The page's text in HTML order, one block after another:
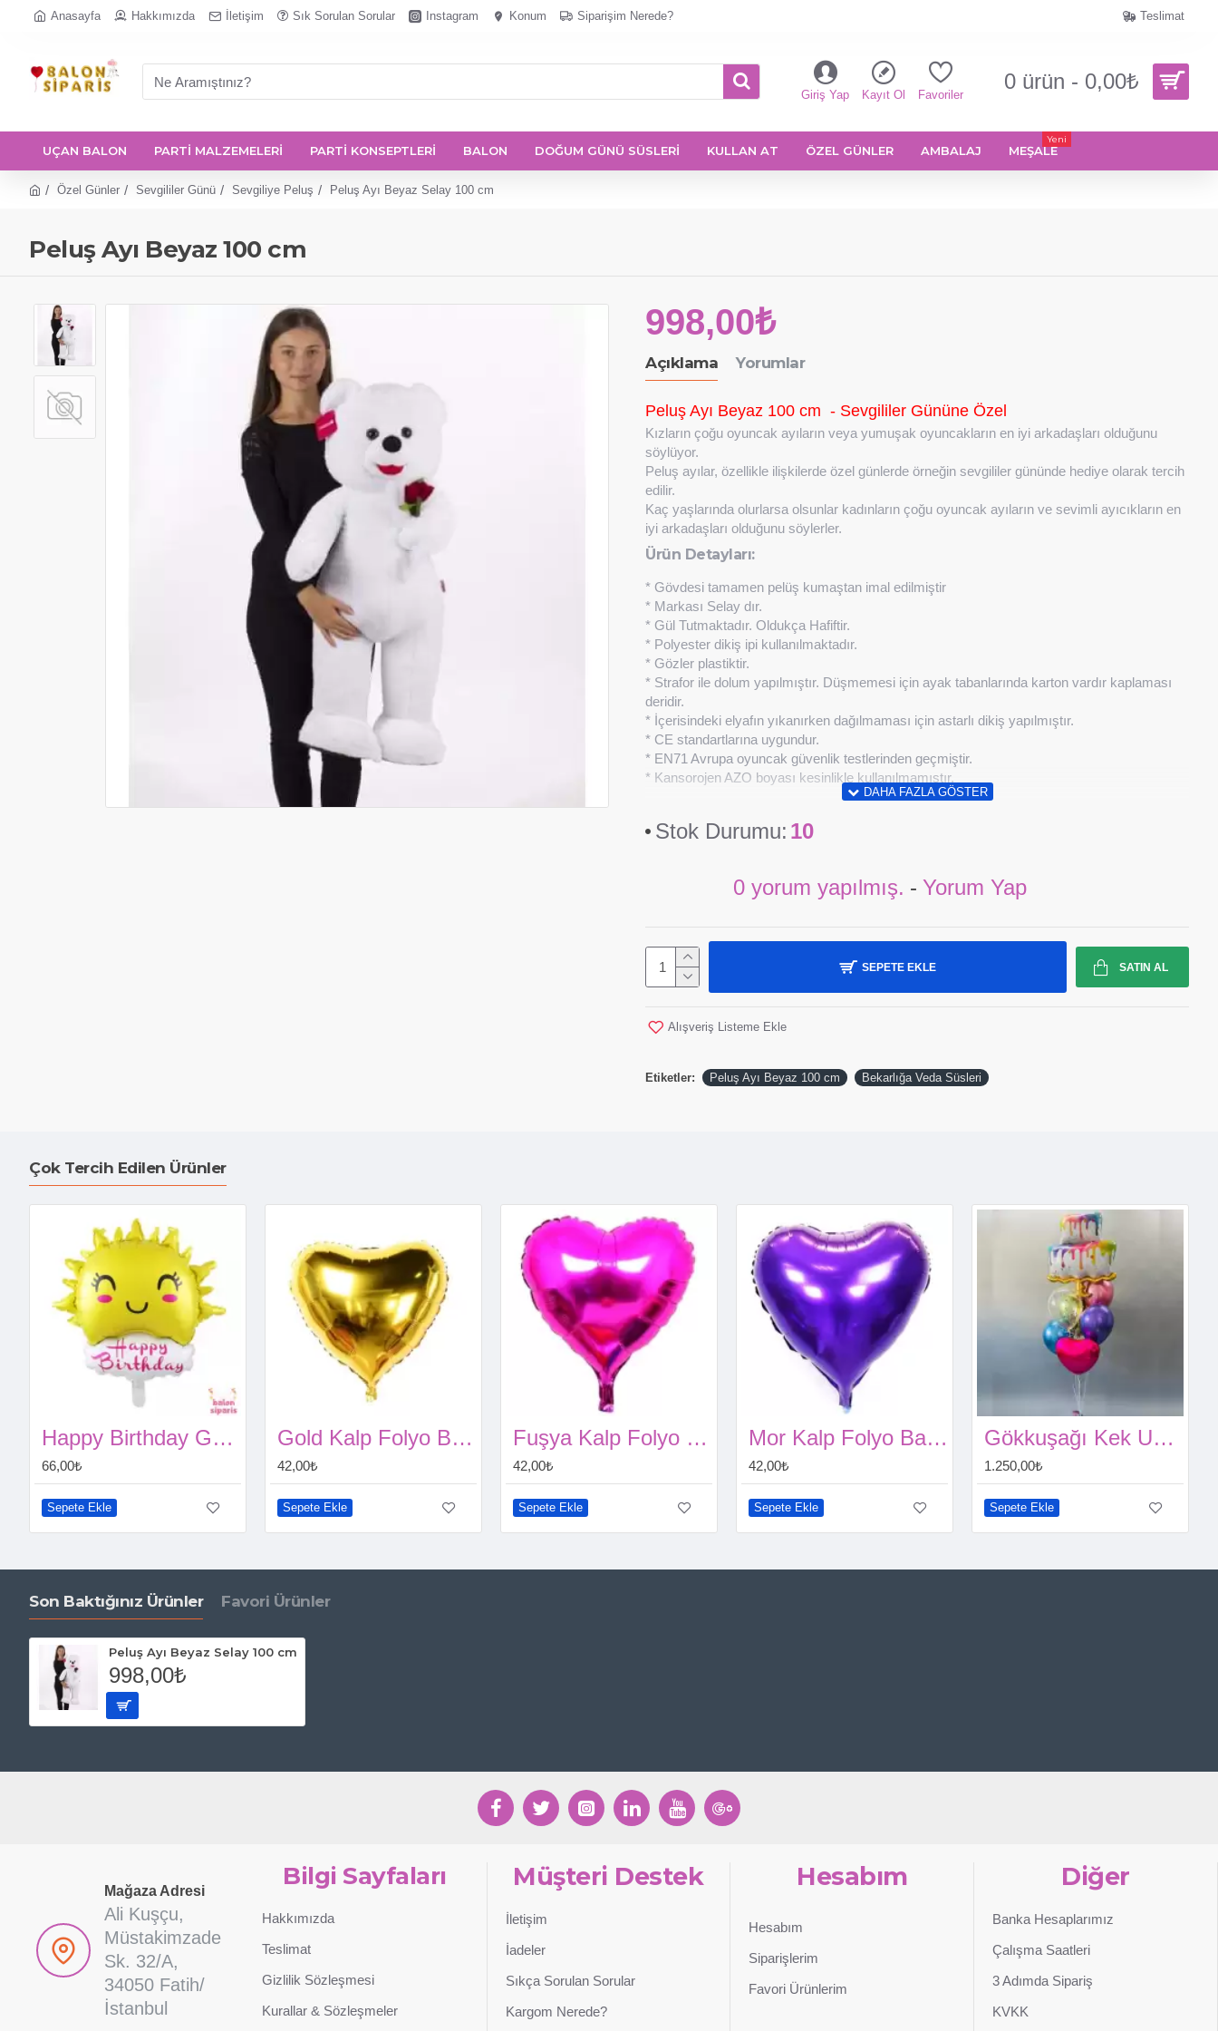
Anasayfa Hakkımızda İletişim Sık Sorulan Sorular Instagram Konum Siparişim Nerede? Teslimat
Giriş Yap Kayıt Ol Favoriler
0 ürün - 0,00₺
UÇAN BALON PARTİ MALZEMELERİ PARTİ KONSEPTLERİ BALON DOĞUM GÜNÜ SÜSLERİ KULLAN AT ÖZEL GÜNLER AMBALAJ MEŞALE
Yeni
Özel Günler Sevgililer Günü Sevgiliye Peluş Peluş Ayı Beyaz Selay 100 cm
Peluş Ayı Beyaz 100 cm
Açıklama Yorumlar
Peluş Ayı Beyaz 100 cm - Sevgililer Gününe Özel
Kızların çoğu oyuncak ayıların veya yumuşak oyuncakların en iyi arkadaşları olduğunu
söylüyor.
Peluş ayılar, özellikle ilişkilerde özel günlerde örneğin sevgililer gününde hediye olarak tercih
edilir.
Kaç yaşlarında olurlarsa olsunlar kadınların çoğu oyuncak ayıların ve sevimli ayıcıkların en
iyi arkadaşları olduğunu söylerler.
Ürün Detayları:
* Gövdesi tamamen pelüş kumaştan imal edilmiştir
* Markası Selay dır.
* Gül Tutmaktadır. Oldukça Hafiftir.
* Polyester dikiş ipi kullanılmaktadır.
* Gözler plastiktir.
* Strafor ile dolum yapılmıştır. Düşmemesi için ayak tabanlarında karton vardır kaplaması
deridir.
* İçerisindeki elyafın yıkanırken dağılmaması için astarlı dikiş yapılmıştır.
* CE standartlarına uygundur.
* EN71 Avrupa oyuncak güvenlik testlerinden geçmiştir.
* Kansorojen AZO boyası kesinlikle kullanılmamıştır.
Stok Durumu: 10
0 yorum yapılmış. - Yorum Yap
998,00₺
SEPETE EKLE SATIN AL
Alışveriş Listeme Ekle
Etiketler: Peluş Ayı Beyaz 100 cm Bekarlığa Veda Süsleri
Çok Tercih Edilen Ürünler
Happy Birthday Güneş Folyo
66,00₺
Sepete Ekle
Gold Kalp Folyo Balon (60 cm)
42,00₺
Sepete Ekle
Fuşya Kalp Folyo Balon (60 cm)
42,00₺
Sepete Ekle
Mor Kalp Folyo Balon (60 cm)
42,00₺
Sepete Ekle
Gökkuşağı Kek Uçan Balon Seti
1.250,00₺
Sepete Ekle
Son Baktığınız Ürünler Favori Ürünler
Peluş Ayı Beyaz Selay 100 cm
998,00₺
Mağaza Adresi
Ali Kuşçu,
Müstakimzade
Sk. 32/A,
34050 Fatih/
İstanbul
Bilgi Sayfaları
Hakkımızda
Teslimat
Gizlilik Sözleşmesi
Kurallar & Sözleşmeler
Müşteri Destek
İletişim
İadeler
Sıkça Sorulan Sorular
Kargom Nerede?
Hesabım
Hesabım
Siparişlerim
Favori Ürünlerim
Diğer
Banka Hesaplarımız
Çalışma Saatleri
3 Adımda Sipariş
KVKK